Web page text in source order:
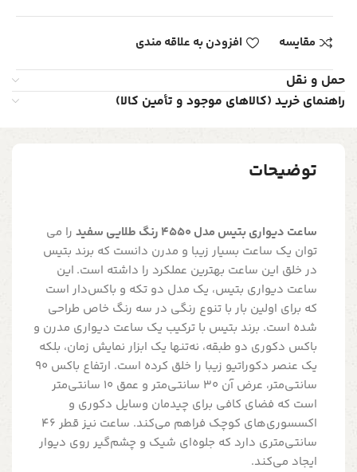
مقایسه افزودن به علاقه مندی
حمل و نقل
راهنمای خرید (کالاهای موجود و تأمین کالا)
توضیحات
ساعت دیواری بتیس مدل 4550 رنگ طلایی سفید
را می
توان یک ساعت بسیار زیبا و مدرن دانست که برند بتیس
در خلق این ساعت بهترین عملکرد را داشته است. این
ساعت دیواری بتیس، یک مدل دو تکه و باکس‌دار است
که برای اولین بار با تنوع رنگی در سه رنگ خاص طراحی
شده است. برند بتیس با ترکیب یک ساعت دیواری مدرن و
باکس دکوری دو طبقه، نه‌تنها یک ابزار نمایش زمان، بلکه
یک عنصر دکوراتیو زیبا را خلق کرده است. ارتفاع باکس 90
سانتی‌متر، عرض آن 30 سانتی‌متر و عمق 10 سانتی‌متر
است که فضای کافی برای چیدمان وسایل دکوری و
اکسسوری‌های کوچک فراهم می‌کند. ساعت نیز قطر 46
سانتی‌متری دارد که جلوه‌ای شیک و چشم‌گیر روی دیوار
ایجاد می‌کند.